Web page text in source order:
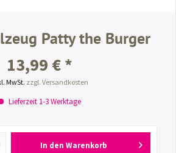
Patty the Burger
13,99 € *
MwSt. zzgl. Versandkosten
Lieferzeit 1-3 Werktage
In den Warenkorb